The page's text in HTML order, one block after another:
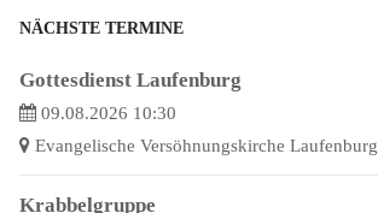
NÄCHSTE TERMINE
Gottesdienst Laufenburg
09.08.2026 10:30
Evangelische Versöhnungskirche Laufenburg
Krabbelgruppe